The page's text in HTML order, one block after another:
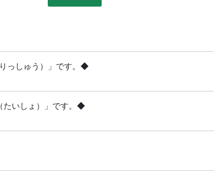
っしゅう）」です。◆
いしょ）」です。◆